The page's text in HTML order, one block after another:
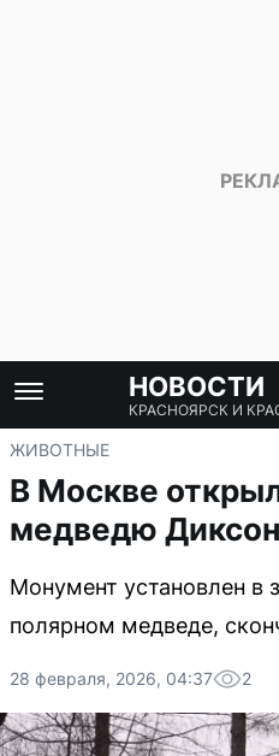
НОВОСТИ
КРАСНОЯРСК И
ЖИВОТНЫЕ
В Москве
медведю
Монумент установлен в
полярном медведе,
28 февраля, 2026, 04:37 2